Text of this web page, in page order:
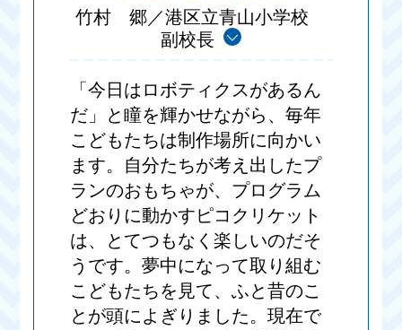
竹村 郷／港区立青山小学校
副校長
「今日はロボティクスがあるん
だ」と瞳を輝かせながら、毎年
こどもたちは制作場所に向かい
ます。自分たちが考え出したプ
ランのおもちゃが、プログラム
どおりに動かすピコクリケット
は、とてつもなく楽しいのだそ
うです。夢中になって取り組む
こどもたちを見て、ふと昔のこ
とが頭によぎりました。現在で